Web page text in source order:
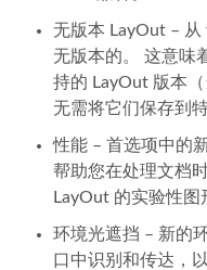
无版本 LayOut –
无版本的。 这意味
持的 LayOut 版本
无需将它们保存到
性能 – 首选项中的
帮助您在处理文档
LayOut 的实验性图
环境光遮挡 – 新的
口中识别和传达，